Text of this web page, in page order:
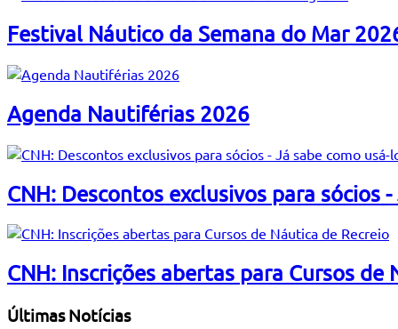
Festival Náutico da Semana do Mar
Agenda Nautiférias 2026
CNH: Descontos exclusivos para sócios
CNH: Inscrições abertas para Cursos de
Últimas Notícias